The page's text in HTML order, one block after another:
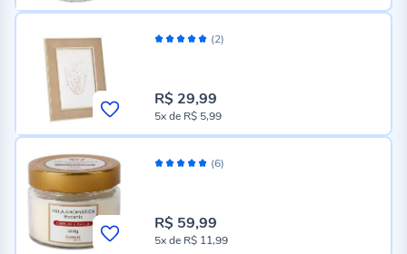
Avaliação: (2)
R$ 29,99
5xde R$ 5,99
Avaliação: (6)
R$ 59,99
5xde R$ 11,99